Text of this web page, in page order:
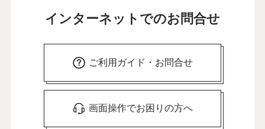
インターネットでのお問合せ
ご利用ガイド・お問合せ
画面操作でお困りの方へ